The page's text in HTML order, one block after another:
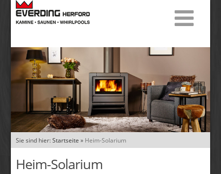
Sie sind hier:Startseite » Heim-Solarium
Heim-Solarium